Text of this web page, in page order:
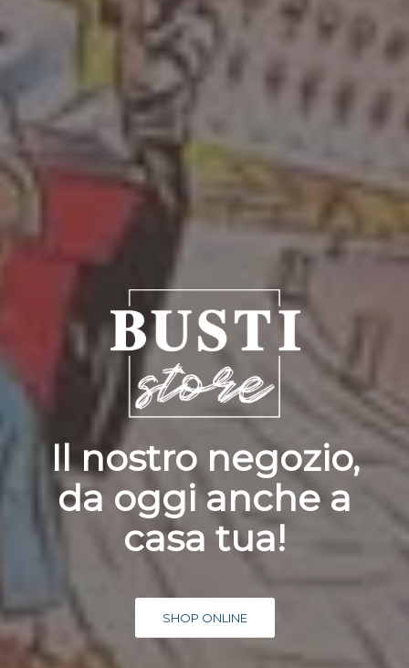
Il nostro negozio,
da oggi anche a
casa tua!
SHOP ONLINE